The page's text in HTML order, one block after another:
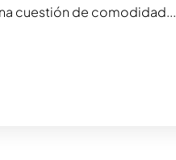
cuestión de comodidad...